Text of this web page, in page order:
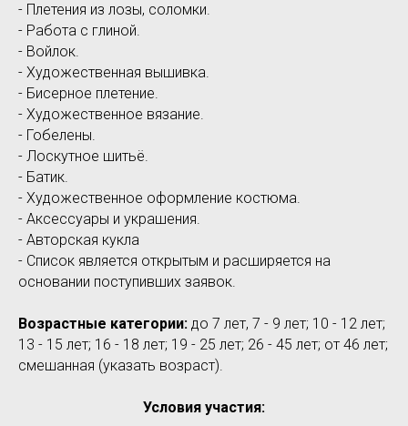
- Плетения из лозы, соломки.
- Работа с глиной.
- Войлок.
- Художественная вышивка.
- Бисерное плетение.
- Художественное вязание.
- Гобелены.
- Лоскутное шитьё.
- Батик.
- Художественное оформление костюма.
- Аксессуары и украшения.
- Авторская кукла
- Список является открытым и расширяется на
основании поступивших заявок.
Возрастные категории: до 7 лет, 7 - 9 лет; 10 - 12 лет;
13 - 15 лет; 16 - 18 лет; 19 - 25 лет; 26 - 45 лет; от 46 лет;
смешанная (указать возраст).
Условия участия: